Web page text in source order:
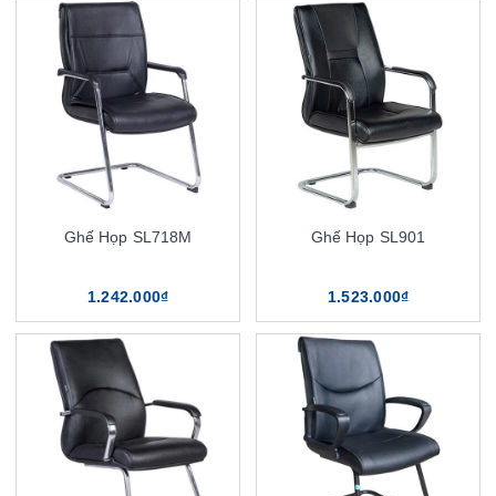
Ghế Họp SL718M
1.242.000₫
Ghế Họp SL901
1.523.000₫